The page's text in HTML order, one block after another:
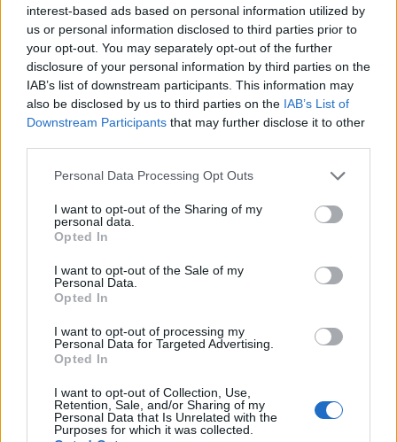
interest-based ads based on personal information utilized by
us or personal information disclosed to third parties prior to
your opt-out. You may separately opt-out of the further
disclosure of your personal information by third parties on the
IAB’s list of downstream participants. This information may
also be disclosed by us to third parties on the IAB’s List of
Downstream Participants that may further disclose it to other
Please note that this website/app uses one or more Google
not limited to your visit or usage behaviour. You may click to
grant or deny consent to Google and its third-party tags to
use your data for below specified purposes in below Google
consent section.
Personal Data Processing Opt Outs
I want to opt-out of the Sharing of my
personal data.
Opted In
I want to opt-out of the Sale of my
Personal Data.
Opted In
I want to opt-out of processing my
Personal Data for Targeted Advertising.
Opted In
I want to opt-out of Collection, Use,
Retention, Sale, and/or Sharing of my
Personal Data that Is Unrelated with the
Purposes for which it was collected.
Ερ: Πώς διασφαλίζεται ότι οι ηλικιωμένοι
ομογενείς δεν θα μείνουν πίσω στη ψηφιακή